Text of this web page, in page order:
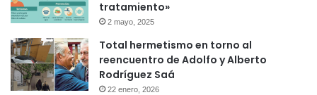
tratamiento»
2 mayo, 2025
Total hermetismo en torno al
reencuentro de Adolfo y Alberto
Rodríguez Saá
22 enero, 2026